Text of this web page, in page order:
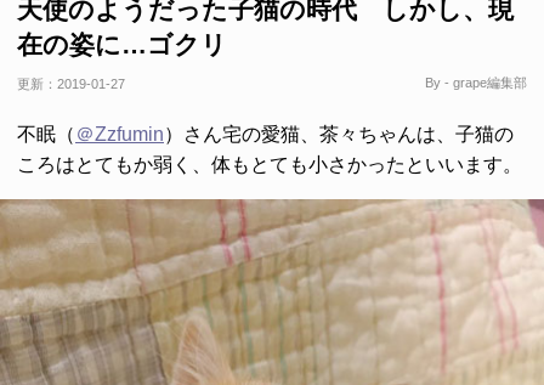
天使のようだった子猫の時代 しかし、現
在の姿に…ゴクリ
更新： 2019-01-27 By - grape編集部
不眠（ ＠Zzfumin）さん宅の愛猫、茶々ちゃんは、子猫の
ころはとてもか弱く、体もとても小さかったといいます。